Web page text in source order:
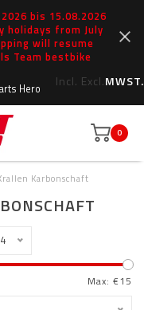
bis 15.08.2026
holidays from July
will resume
Team bestbike
Incl. Excl.MWST.
Hero
0
Karbonschaft
Max: €15